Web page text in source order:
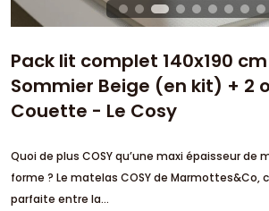
Pack lit complet 140x190
Sommier Beige (en kit) + 2
Couette - Le Cosy
Quoi de plus COSY qu’une maxi épaisseur de
forme ? Le matelas COSY de Marmottes&Co,
parfaite entre la...